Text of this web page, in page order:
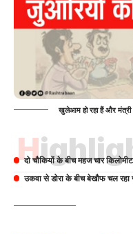
खुलेआम हो रहा हैं और मंत्री
दो चौकियों के बीच महज चार
उकवा से डोरा के बीच बेखौफ चल